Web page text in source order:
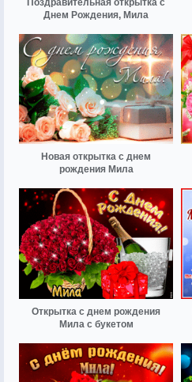
Поздравительная открытка с
Днем Рождения, Мила
Новая открытка с днем
рождения Мила
Открытка с днем рождения
Мила с букетом